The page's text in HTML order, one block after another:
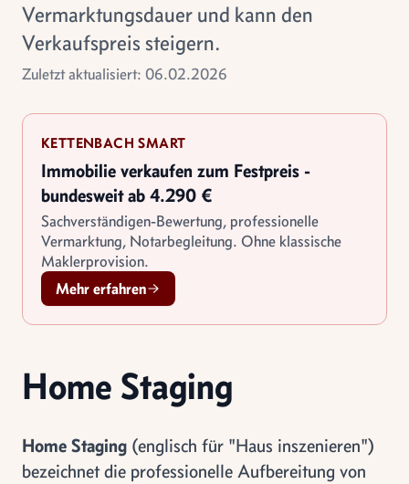
Vermarktungsdauer und kann den
Verkaufspreis steigern.
Zuletzt aktualisiert: 06.02.2026
KETTENBACH SMART
Immobilie verkaufen zum Festpreis -
bundesweit ab 4.290 €
Sachverständigen-Bewertung, professionelle
Vermarktung, Notarbegleitung. Ohne klassische
Maklerprovision.
Mehr erfahren
Home Staging
Home Staging (englisch für "Haus inszenieren")
bezeichnet die professionelle Aufbereitung von